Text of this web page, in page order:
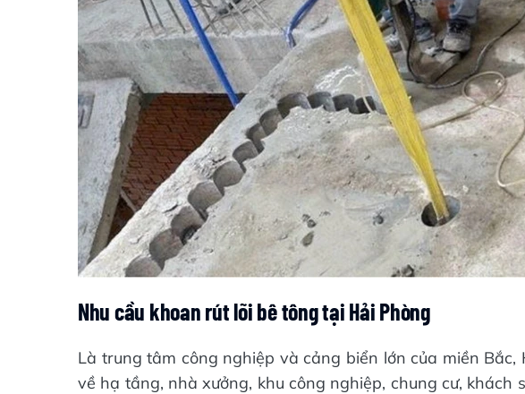
Nhu cầu khoan rút lõi bê tông tại Hải Phòng
Là trung tâm công nghiệp và cảng biển lớn của miền
về hạ tầng, nhà xưởng, khu công nghiệp, chung cư,